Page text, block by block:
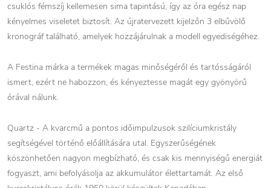
csuklós fémszíj kellemesen sima tapintású, így az óra egész nap
kényelmes viseletet biztosít. Az újratervezett kijelzőn 3 elbűvölő
kronográf található, amelyek hozzájárulnak a modell egyediségéhez.
A Festina márka a termékek magas minőségéről és tartósságáról
ismert, ezért ne habozzon, és kényeztesse magát egy gyönyörű
órával nálunk.
Quartz - A kvarcmű a pontos időimpulzusok szilíciumkristály
segítségével történő előállítására utal. Egyszerűségének
köszönhetően nagyon megbízható, és csak kis mennyiségű energiát
fogyaszt, ami befolyásolja az akkumulátor élettartamát. Az első